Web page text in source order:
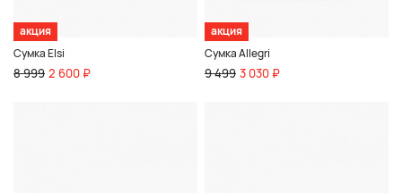
акция
Сумка Elsi
8 999 2 600 ₽
акция
Сумка Allegri
9 499 3 030 ₽